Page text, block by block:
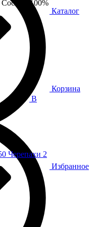
100%
В
Черепахи 2
Каталог
Корзина
Избранное